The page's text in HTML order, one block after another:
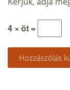
4 × öt =